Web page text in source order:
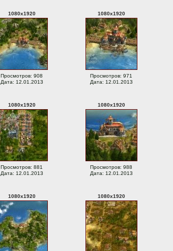
1080x1920
Просмотров: 908
Дата: 12.01.2013
1080x1920
Просмотров: 971
Дата: 12.01.2013
1080x1920
Просмотров: 881
Дата: 12.01.2013
1080x1920
Просмотров: 988
Дата: 12.01.2013
1080x1920 1080x1920